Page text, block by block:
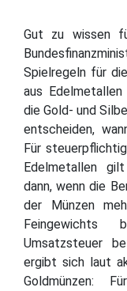
Gut zu wissen
Spielregeln für
aus
die Gold- und
entscheiden,
Für
Edelmetallen
dann, wenn die
der Münzen
Feingewichts
Umsatzsteuer
ergibt sich laut
Goldmünzen: